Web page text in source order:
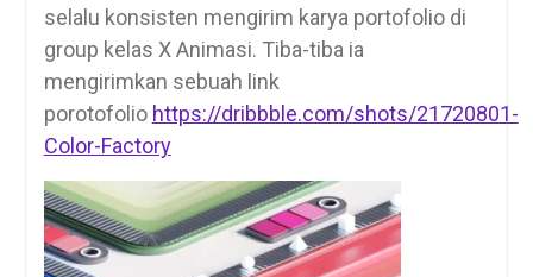
selalu konsisten mengirim karya portofolio di
group kelas X Animasi. Tiba-tiba ia
mengirimkan sebuah link
porotofolio https://dribbble.com/shots/21720801-
Color-Factory